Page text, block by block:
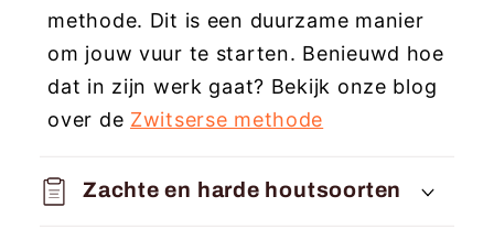
a
p
b
r
e
methode. Dit is een duurzame manier
om jouw vuur te starten. Benieuwd hoe
dat in zijn werk gaat? Bekijk onze blog
over de Zwitserse methode
Zachte en harde houtsoorten